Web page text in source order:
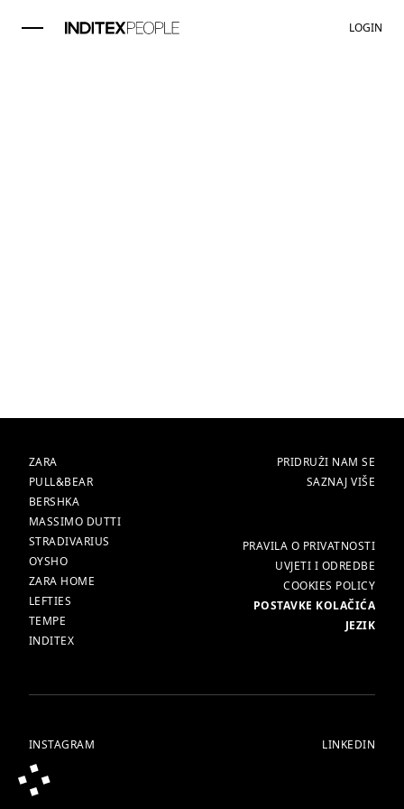
LOGIN
BRANDOVI
ZARA
PULL&BEAR
BERSHKA
MASSIMO DUTTI
STRADIVARIUS
OYSHO
ZARA HOME
LEFTIES
TEMPE
INDITEX
GLAVNI
PRIDRUŽI NAM SE
SAZNAJ VIŠE
VIŠE
PRAVILA O PRIVATNOSTI
UVJETI I ODREDBE
COOKIES POLICY
POSTAVKE KOLAČIĆA
JEZIK
INSTAGRAM LINKEDIN